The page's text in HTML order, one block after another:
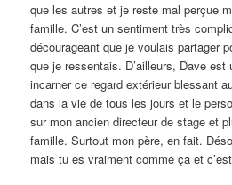
que les autres et je reste mal perçue
famille. C’est un sentiment très
décourageant que je voulais partager
que je ressentais. D’ailleurs, Dave est
incarner ce regard extérieur blessant
dans la vie de tous les jours et le
sur mon ancien directeur de stage et
famille. Surtout mon père, en fait.
mais tu es vraiment comme ça et